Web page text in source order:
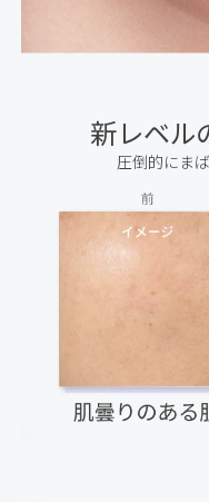
新レベル
圧倒的にま